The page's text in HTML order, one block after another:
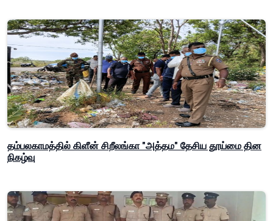
தம்பலகாமத்தில் கிளீன் சிறீலங்கா "அத்தம" தேசிய தூய்மை தின
நிகழ்வு